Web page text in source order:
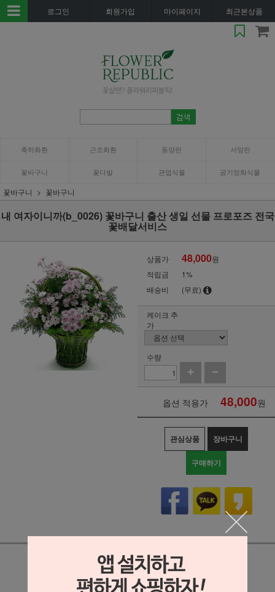
로그인 회원가입 마이페이지 최근본상품
축하화환 근조화환 동양란 서양란
꽃바구니 꽃다발 관엽식물 공기정화식물
꽃바구니 꽃바구니
내 여자이니까(b_0026) 꽃바구니 출산 생일 선물 프로포즈 전국
꽃배달서비스
상품가 48,000원
적립금
1%
배송비
(무료)
케이크 추
가
수량
옵션 적용가 48,000원
관심상품 장바구니
구매하기
상세정보 새창 열기